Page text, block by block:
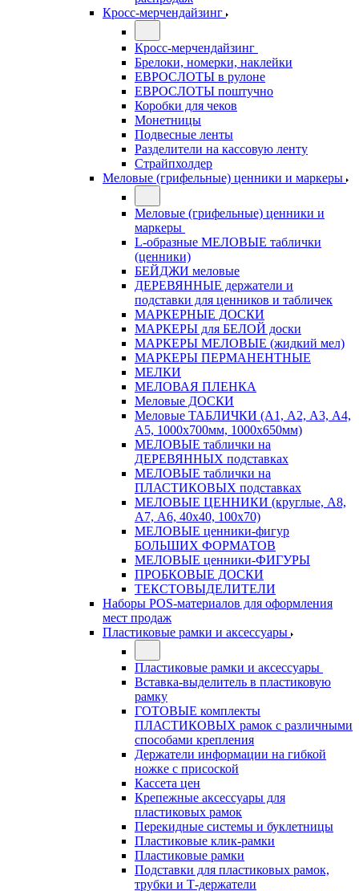
Кросс-мерчендайзинг
Кросс-мерчендайзинг
Брелоки, номерки, наклейки
ЕВРОСЛОТЫ в рулоне
ЕВРОСЛОТЫ поштучно
Коробки для чеков
Монетницы
Подвесные ленты
Разделители на кассовую ленту
Страйпхолдер
Меловые (грифельные) ценники и маркеры
Меловые (грифельные) ценники и
маркеры
L-образные МЕЛОВЫЕ таблички
(ценники)
БЕЙДЖИ меловые
ДЕРЕВЯННЫЕ держатели и
подставки для ценников и табличек
МАРКЕРНЫЕ ДОСКИ
МАРКЕРЫ для БЕЛОЙ доски
МАРКЕРЫ МЕЛОВЫЕ (жидкий мел)
МАРКЕРЫ ПЕРМАНЕНТНЫЕ
МЕЛКИ
МЕЛОВАЯ ПЛЕНКА
Меловые ДОСКИ
Меловые ТАБЛИЧКИ (А1, А2, А3, А4,
А5, 1000х700мм, 1000х650мм)
МЕЛОВЫЕ таблички на
ДЕРЕВЯННЫХ подставках
МЕЛОВЫЕ таблички на
ПЛАСТИКОВЫХ подставках
МЕЛОВЫЕ ЦЕННИКИ (круглые, А8,
А7, А6, 40х40, 100х70)
МЕЛОВЫЕ ценники-фигур
БОЛЬШИХ ФОРМАТОВ
МЕЛОВЫЕ ценники-ФИГУРЫ
ПРОБКОВЫЕ ДОСКИ
ТЕКСТОВЫДЕЛИТЕЛИ
Наборы POS-материалов для оформления
мест продаж
Пластиковые рамки и аксессуары
Пластиковые рамки и аксессуары
Вставка-выделитель в пластиковую
рамку
ГОТОВЫЕ комплекты
ПЛАСТИКОВЫХ рамок с различными
способами крепления
Держатели информации на гибкой
ножке с присоской
Кассета цен
Крепежные аксессуары для
пластиковых рамок
Перекидные системы и буклетницы
Пластиковые клик-рамки
Пластиковые рамки
Подставки для пластиковых рамок,
трубки и Т-держатели